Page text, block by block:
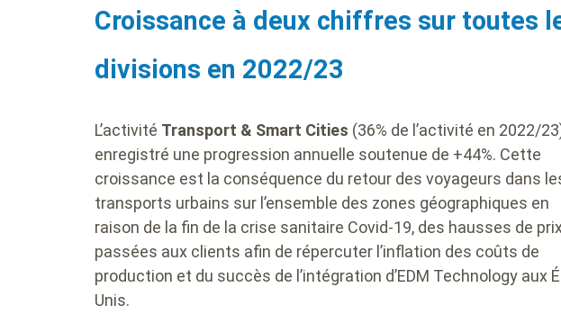
Croissance à deux chiffres sur toutes
divisions en 2022/23
L’activité Transport & Smart Cities (36% de l’activité en 2022/
enregistré une progression annuelle soutenue de +44%. Cette
croissance est la conséquence du retour des voyageurs dans
transports urbains sur l’ensemble des zones géographiques en
raison de la fin de la crise sanitaire Covid-19, des hausses de
passées aux clients afin de répercuter l’inflation des coûts de
production et du succès de l’intégration d’EDM Technology aux
Unis.